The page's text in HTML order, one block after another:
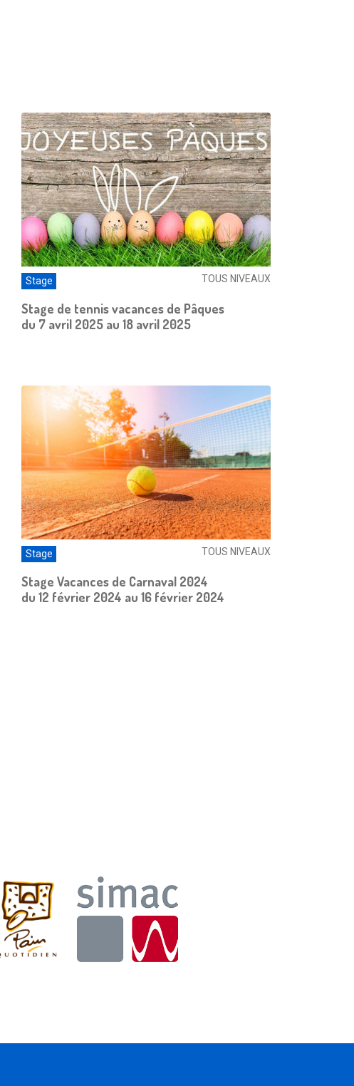
Stage TOUS NIVEAUX
Stage de tennis vacances de Pâques
du 7 avril 2025 au 18 avril 2025
Stage TOUS NIVEAUX
Stage Vacances de Carnaval 2024
du 12 février 2024 au 16 février 2024